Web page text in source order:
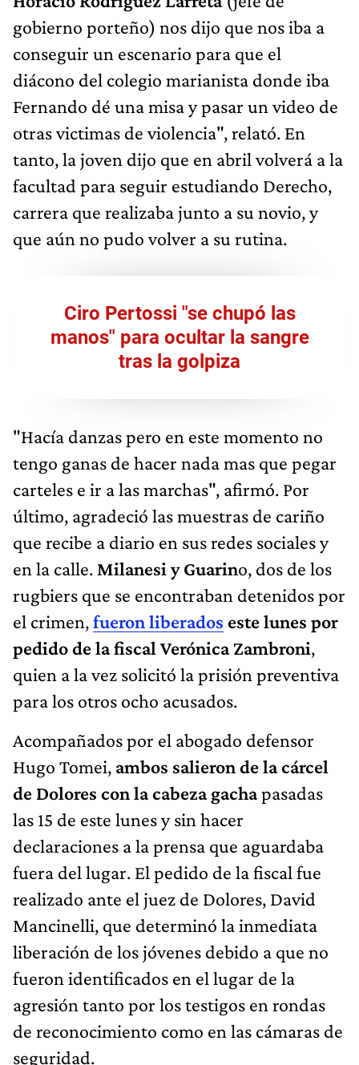
gobierno porteño) nos dijo que nos iba a
conseguir un escenario para que el
diácono del colegio marianista donde iba
Fernando dé una misa y pasar un video de
otras victimas de violencia", relató. En
tanto, la joven dijo que en abril volverá a la
facultad para seguir estudiando Derecho,
carrera que realizaba junto a su novio, y
que aún no pudo volver a su rutina.
Ciro Pertossi "se chupó las
manos" para ocultar la sangre
tras la golpiza
"Hacía danzas pero en este momento no
tengo ganas de hacer nada mas que pegar
carteles e ir a las marchas", afirmó. Por
último, agradeció las muestras de cariño
que recibe a diario en sus redes sociales y
en la calle. Milanesi y Guarino, dos de los
rugbiers que se encontraban detenidos por
el crimen,fueron liberados este lunes por
pedido de la fiscal Verónica Zambroni,
quien a la vez solicitó la prisión preventiva
para los otros ocho acusados.
Acompañados por el abogado defensor
Hugo Tomei, ambos salieron de la cárcel
de Dolores con la cabeza gachapasadas
las 15 de este lunes y sin hacer
declaraciones a la prensa que aguardaba
fuera del lugar. El pedido de la fiscal fue
realizado ante el juez de Dolores, David
Mancinelli, que determinó la inmediata
liberación de los jóvenes debido a que no
fueron identificados en el lugar de la
agresión tanto por los testigos en rondas
de reconocimiento como en las cámaras de
seguridad.